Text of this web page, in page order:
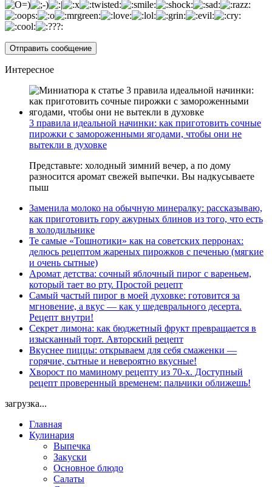
Интересное
3 правила идеальной начинки: как приготовить сочные
пирожки с замороженными ягодами, чтобы они не
вытекли в духовке
Представьте: холодный зимний вечер, а по дому
разносится аромат свежей выпечки. Вы надкусываете
пыш
Заменила молоко на обычную минералку: рассказываю,
как приготовить гору ажурных блинов из того, что есть
в холодильнике
Те самые «Тошнотики» как на советских перронах:
делюсь рецептом жареных пирожков с печенью (мягкие
и очень сытные)
Аромат детства: сочный яблочный пирог с вареньем,
который тает во рту. Простой рецепт
Самый частый пирог в моей духовке: готовится за
мгновение, а вкус — как у шедеврального десерта.
Рецепт внутри!
Секрет лимона: как бюджетный фрукт превращается в
изысканный торт. Авторский рецепт
Вкуснее пиццы: открываем для себя смаженки —
горячие, сытные и невероятно вкусные!
Хворост по маминому рецепту из 70-х. Доступный
рецепт проверенный временем: пальчики оближешь!
загрузка...
Главная
Кулинария
Выпечка
Закуски
Основное блюдо
Салаты